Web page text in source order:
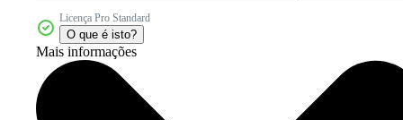
Licença Pro Standard
O que é isto?
Mais informações